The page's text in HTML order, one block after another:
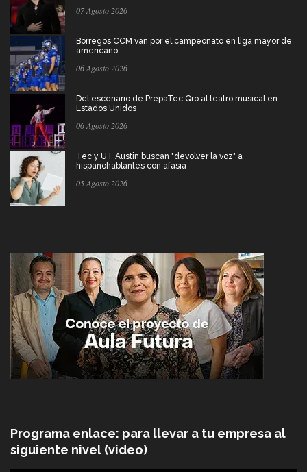
07 Agosto 2026
Borregos CCM van por el campeonato en liga mayor de
americano
06 Agosto 2026
Del escenario de PrepaTec Qro al teatro musical en
Estados Unidos
06 Agosto 2026
Tec y UT Austin buscan "devolver la voz" a
hispanohablantes con afasia
05 Agosto 2026
Programa enlace: para llevar a tu empresa al
siguiente nivel (video)